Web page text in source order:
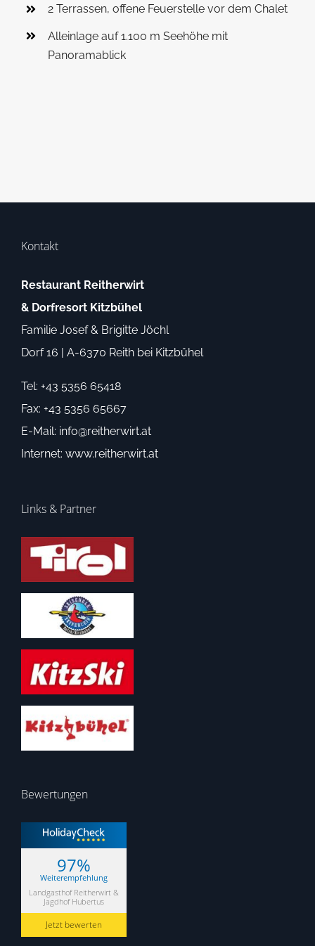
2 Terrassen, offene Feuerstelle vor dem Chalet
Alleinlage auf 1.100 m Seehöhe mit
Panoramablick
Kontakt
Restaurant Reitherwirt
& Dorfresort Kitzbühel
Familie Josef & Brigitte Jöchl
Dorf 16 | A-6370 Reith bei Kitzbühel
Tel: +43 5356 65418
Fax: +43 5356 65667
E-Mail: info@reitherwirt.at
Internet: www.reitherwirt.at
Links & Partner
Bewertungen
97%
Weiterempfehlung
Landgasthof Reitherwirt &
Jagdhof Hubertus
Jetzt bewerten